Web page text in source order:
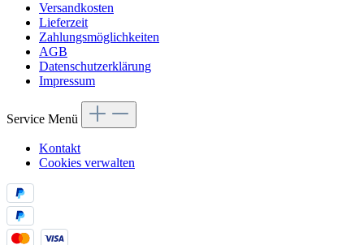
Versandkosten
Lieferzeit
Zahlungsmöglichkeiten
AGB
Datenschutzerklärung
Impressum
Service Menü
Kontakt
Cookies verwalten